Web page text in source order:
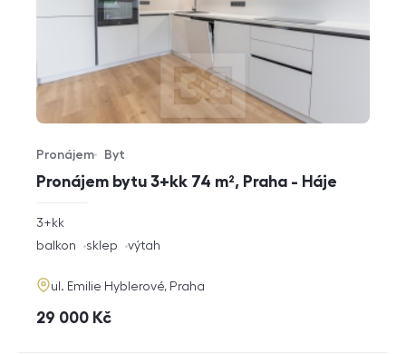
Pronájem bytu 3+kk 74 m², Praha - Háje
Typ nabídky
Pronájem
Typ nemovitosti
Byt
rozměry
3+kk
funkce
balkon sklep výtah
adresa
ul. Emilie Hyblerové, Praha
cena
29 000 Kč